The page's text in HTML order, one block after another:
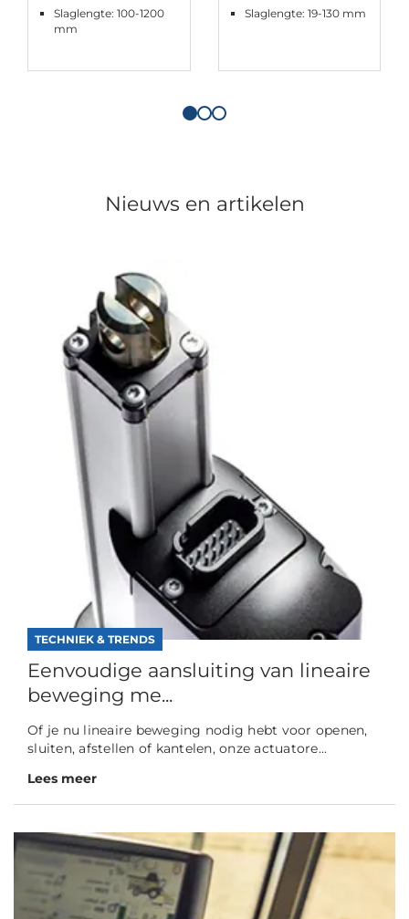
Slaglengte: 100-1200
mm
Slaglengte: 19-130 mm
Nieuws en artikelen
TECHNIEK & TRENDS
Eenvoudige aansluiting van lineaire
beweging me...
Of je nu lineaire beweging nodig hebt voor openen,
sluiten, afstellen of kantelen, onze actuatore...
Lees meer